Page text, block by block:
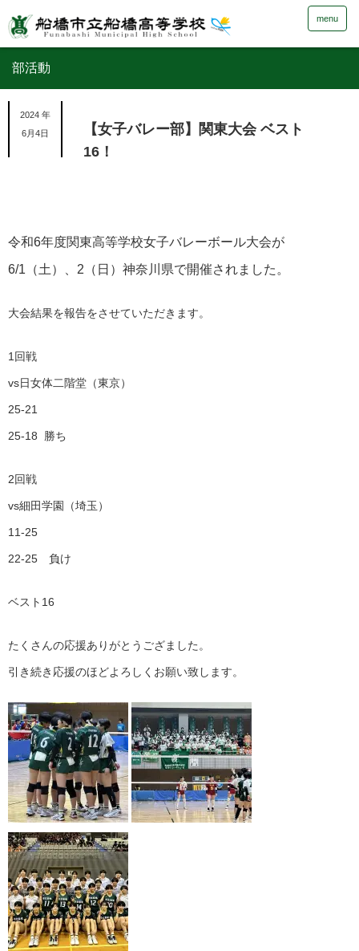
menu
部活動
2024 年
6月4日
【女子バレー部】関東大会 ベスト
16！
令和6年度関東高等学校女子バレーボール大会が
6/1（土）、2（日）神奈川県で開催されました。
大会結果を報告をさせていただきます。
1回戦
vs日女体二階堂（東京）
25-21
25-18 勝ち
2回戦
vs細田学園（埼玉）
11-25
22-25 負け
ベスト16
たくさんの応援ありがとうござました。
引き続き応援のほどよろしくお願い致します。